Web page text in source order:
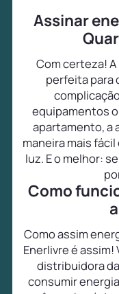
Assinar
Com certeza!
perfeita para
equipamentos
apartamento, a
maneira mais
luz. E o melhor:
Como
Como assim
Enerlivre é
distribuidora
consumir